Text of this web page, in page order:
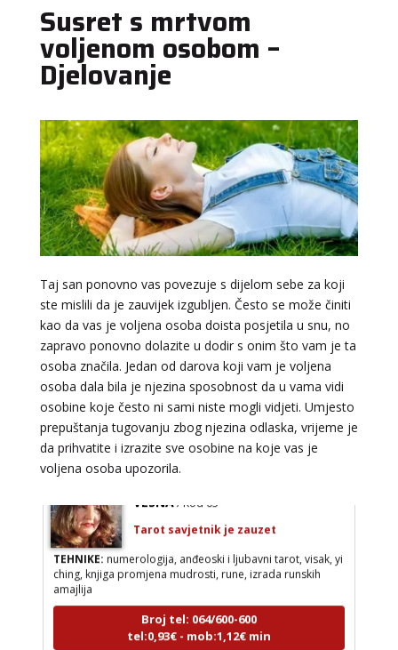
Susret s mrtvom
voljenom osobom –
Djelovanje
Taj san ponovno vas povezuje s dijelom sebe za koji
ste mislili da je zauvijek izgubljen. Često se može činiti
kao da vas je voljena osoba doista posjetila u snu, no
zapravo ponovno dolazite u dodir s onim što vam je ta
osoba značila. Jedan od darova koji vam je voljena
osoba dala bila je njezina sposobnost da u vama vidi
osobine koje često ni sami niste mogli vidjeti. Umjesto
prepuštanja tugovanju zbog njezina odlaska, vrijeme je
da prihvatite i izrazite sve osobine na koje vas je
voljena osoba upozorila.
Tarot savjetnik je zauzet
TEHNIKE:asrologija; numerologija, tarot
Broj tel: 064/600-600
tel:0,93€ - mob:1,12€ min
TINA / Kod 16
Tarot savjetnik je slobodan
TEHNIKE:psihološki razgovori, sudbinske karte, tarot,
tumačenje snova
Broj tel: 064/600-600
tel:0,93€ - mob:1,12€ min
Tarot savjetnik je zauzet
TEHNIKE:numerologija, anđeoski i ljubavni tarot, visak, yi
ching, knjiga promjena mudrosti, rune, izrada runskih
amajlija
Broj tel: 064/600-600
tel:0,93€ - mob:1,12€ min